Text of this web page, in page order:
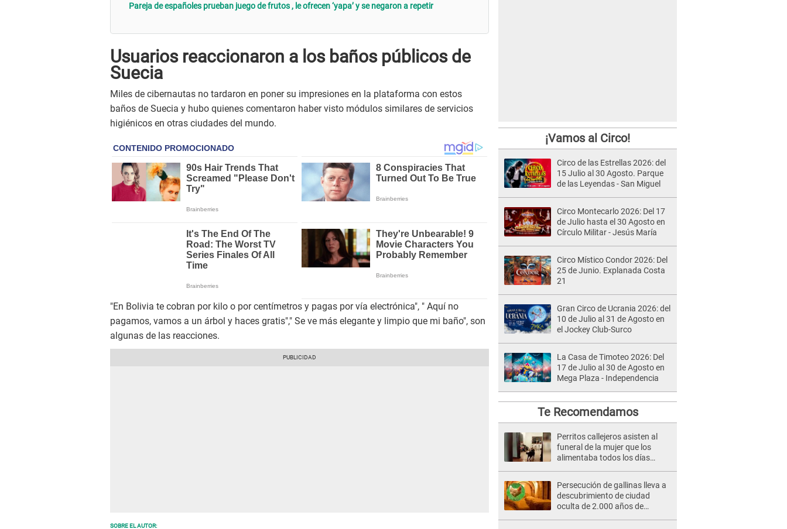
Pareja de españoles prueban juego de frutos , le ofrecen ‘yapa’ y se negaron a repetir
Usuarios reaccionaron a los baños públicos de
Suecia
Miles de cibernautas no tardaron en poner su impresiones en la plataforma con estos
baños de Suecia y hubo quienes comentaron haber visto módulos similares de servicios
higiénicos en otras ciudades del mundo.
"En Bolivia te cobran por kilo o por centímetros y pagas por vía electrónica", " Aquí no
pagamos, vamos a un árbol y haces gratis"," Se ve más elegante y limpio que mi baño", son
algunas de las reacciones.
SOBRE EL AUTOR:
¡Vamos al Circo!
Circo de las Estrellas 2026: del
15 Julio al 30 Agosto. Parque
de las Leyendas - San Miguel
Circo Montecarlo 2026: Del 17
de Julio hasta el 30 Agosto en
Círculo Militar - Jesús María
Circo Místico Condor 2026: Del
25 de Junio. Explanada Costa
21
Gran Circo de Ucrania 2026: del
10 de Julio al 31 de Agosto en
el Jockey Club-Surco
La Casa de Timoteo 2026: Del
17 de Julio al 30 de Agosto en
Mega Plaza - Independencia
Te Recomendamos
Perritos callejeros asisten al
funeral de la mujer que los
alimentaba todos los días
Persecución de gallinas lleva a
descubrimiento de ciudad
oculta de 2.000 años de